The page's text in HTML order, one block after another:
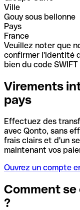
Ville
Gouy sous bellonne
Pays
France
Veuillez noter que
confirmer l'identité
bien du code
Virements
pays
Effectuez des
avec Qonto, sans
frais clairs et d'un
maintenant vos
Ouvrez un compte
Comment se
?